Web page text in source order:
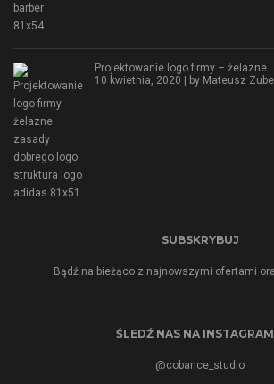
Projektowanie logo firmy – żelazne…
10 kwietnia, 2020 | by Mateusz
SUBSKRYBUJ
Bądź na bieżąco z najnowszymi ofertami
ŚLEDŹ NAS NA
@cobance_studio